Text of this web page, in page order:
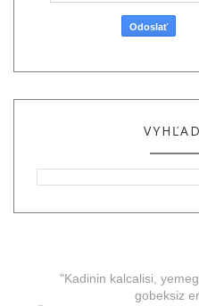
"Kadinin kalcalisi,
gobeksiz